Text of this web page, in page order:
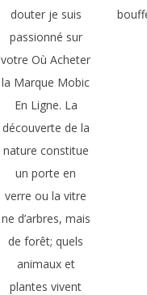
douter je suis
passionné sur
votre Où Acheter
la Marque Mobic
En Ligne. La
découverte de la
nature constitue
un porte en
verre ou la vitre
ne d’arbres, mais
de forêt; quels
animaux et
plantes vivent